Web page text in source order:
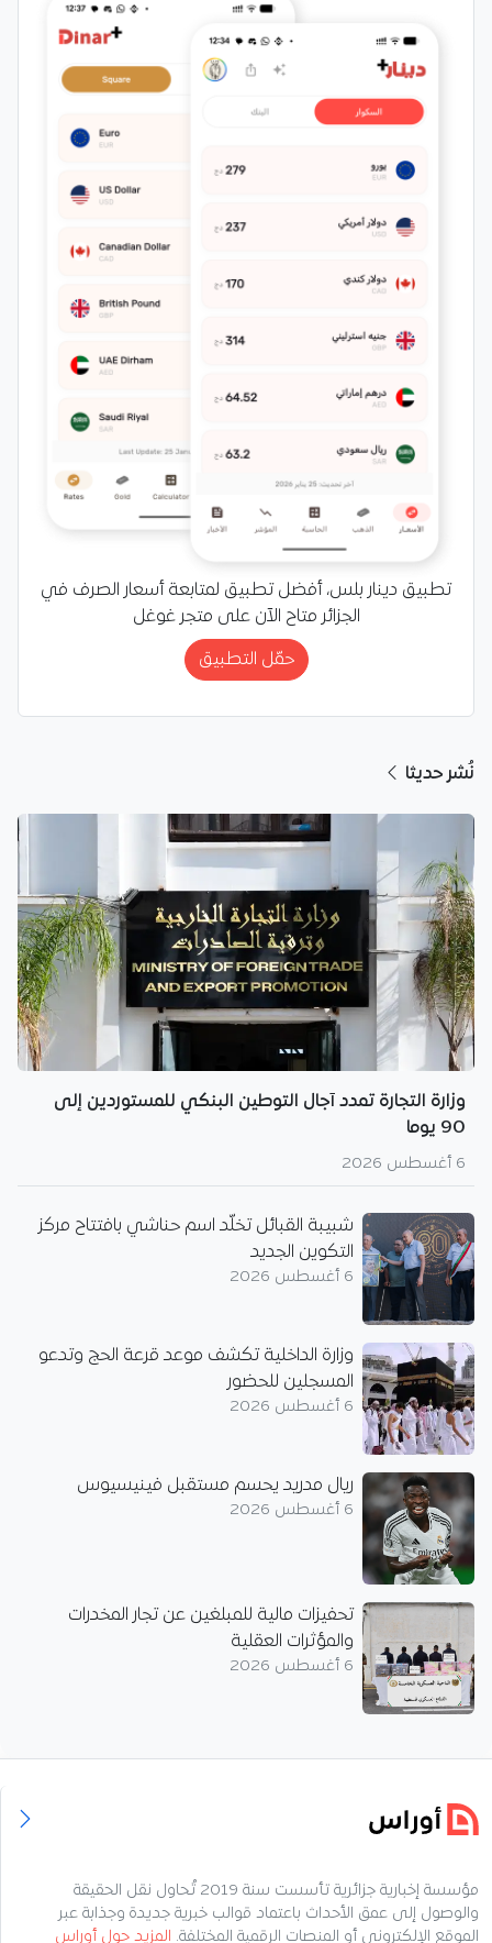
تطبيق دينار بلس، أفضل تطبيق لمتابعة أسعار الصرف في
الجزائر متاح الآن على متجر غوغل
حمّل التطبيق
نُشر حديثا
وزارة التجارة تمدد آجال التوطين البنكي للمستوردين إلى
90 يوما
6 أغسطس 2026
شبيبة القبائل تخلّد اسم حناشي بافتتاح مركز
التكوين الجديد
6 أغسطس 2026
وزارة الداخلية تكشف موعد قرعة الحج وتدعو
المسجلين للحضور
6 أغسطس 2026
ريال مدريد يحسم مستقبل فينيسيوس
6 أغسطس 2026
تحفيزات مالية للمبلغين عن تجار المخدرات
والمؤثرات العقلية
6 أغسطس 2026
مؤسسة إخبارية جزائرية تأسست سنة 2019 تُحاول نقل الحقيقة
والوصول إلى عمق الأحداث باعتماد قوالب خبرية جديدة وجذابة عبر
الموقع الإلكتروني أو المنصات الرقمية المختلفة. المزيد حول أوراس